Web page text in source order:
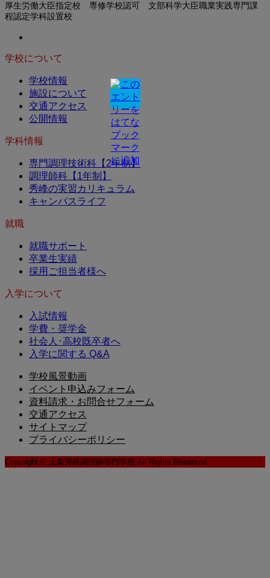
厚生労働大臣指定校 専修学校認可 文部科学大臣職業実践専門課
程認定学科設置校
学校について
学校情報
施設について
交通アクセス
公開情報
学科情報
専門調理技術科【2年制】
調理師科【1年制】
秀峰の実習カリキュラム
キャンパスライフ
就職
就職サポート
卒業生実績
採用ご担当者様へ
入学について
入試情報
学費・奨学金
社会人･高校既卒者へ
入学に関する Q&A
学校風景動画
イベント申込みフォーム
資料請求・お問合せフォーム
交通アクセス
サイトマップ
プライバシーポリシー
Copyright © 山梨秀峰調理師専門学校 All Rights Reserved.